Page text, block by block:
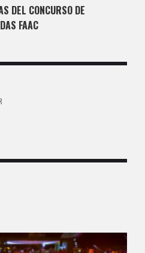
DEL CONCURSO DE
FAAC